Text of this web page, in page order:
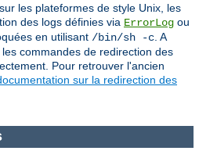
les plateformes de style Unix, les
des logs définies via ErrorLog ou
en utilisant /bin/sh -c . A
commandes de redirection des
Pour retrouver l'ancien
sur la redirection des